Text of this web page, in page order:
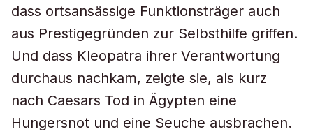
dass ortsansässige Funktionsträger auch
aus Prestigegründen zur Selbsthilfe griffen.
Und dass Kleopatra ihrer Verantwortung
durchaus nachkam, zeigte sie, als kurz
nach Caesars Tod in Ägypten eine
Hungersnot und eine Seuche ausbrachen.